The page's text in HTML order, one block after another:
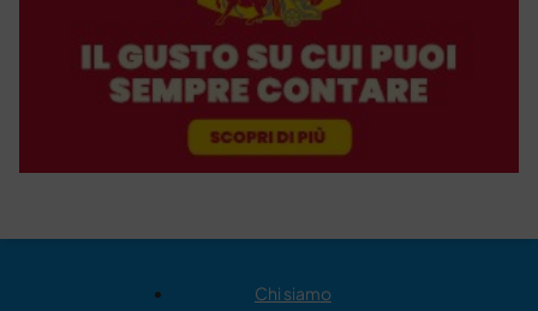
Chi siamo